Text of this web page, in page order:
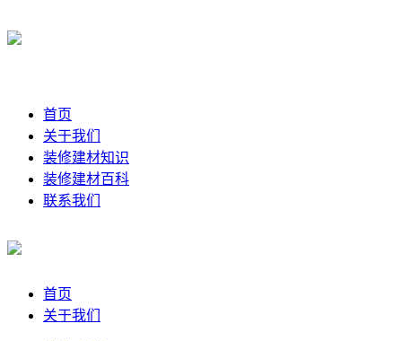
首页
关于我们
装修建材知识
装修建材百科
联系我们
首页
关于我们